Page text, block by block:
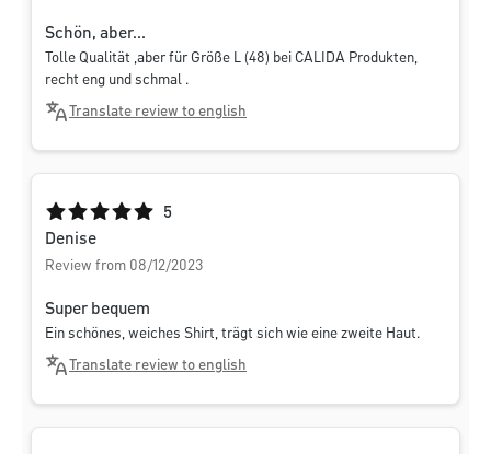
Schön, aber...
Tolle Qualität ,aber für Größe L (48) bei CALIDA Produkten,
recht eng und schmal .
Translate review to english
Average rating of 5 out of 5 stars
5
Denise
Review from 08/12/2023
Super bequem
Ein schönes, weiches Shirt, trägt sich wie eine zweite Haut.
Translate review to english